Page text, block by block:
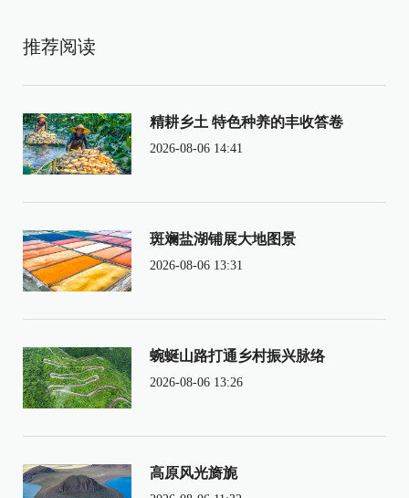
推荐阅读
精耕乡土 特色种养的丰收答卷
2026-08-06 14:41
斑斓盐湖铺展大地图景
2026-08-06 13:31
蜿蜒山路打通乡村振兴脉络
2026-08-06 13:26
高原风光旖旎